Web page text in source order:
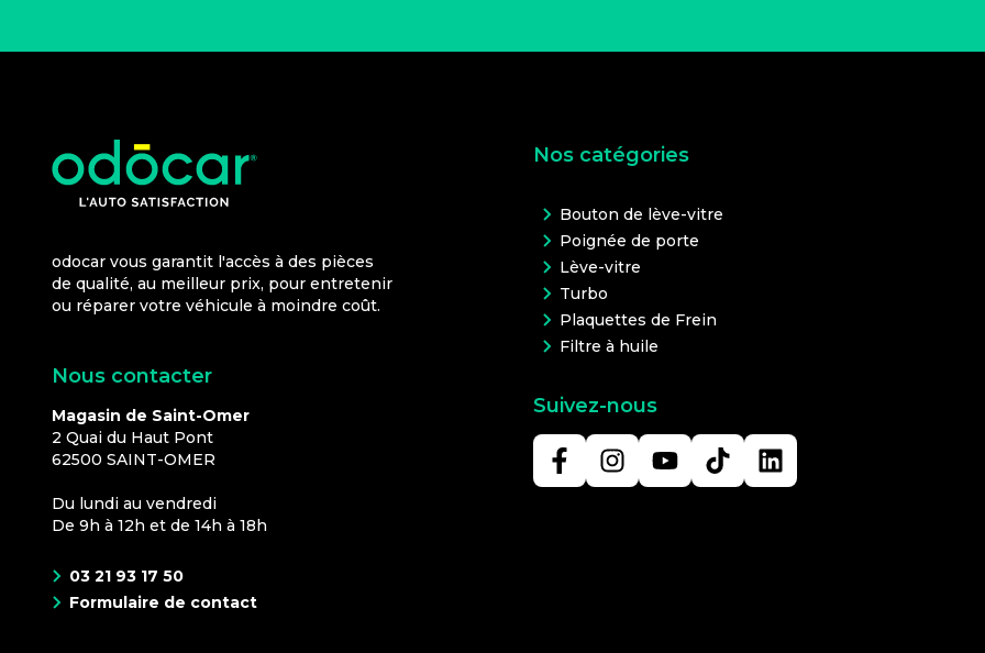
odocar vous garantit l'accès à des pièces
de qualité, au meilleur prix, pour entretenir
ou réparer votre véhicule à moindre coût.
Nous contacter
Magasin de Saint-Omer
2 Quai du Haut Pont
62500 SAINT-OMER
Du lundi au vendredi
De 9h à 12h et de 14h à 18h
03 21 93 17 50
Formulaire de contact
Nos catégories
Bouton de lève-vitre
Poignée de porte
Lève-vitre
Turbo
Plaquettes de Frein
Filtre à huile
Suivez-nous